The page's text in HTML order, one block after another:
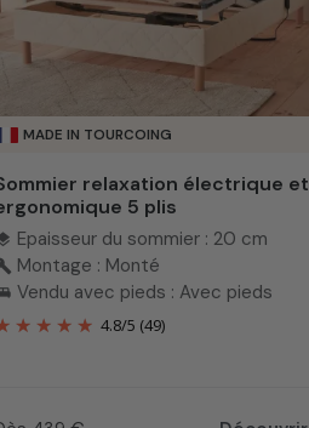
MADE IN TOURCOING
relaxation électrique et
5 plis
Epaisseur du sommier : 20 cm
Montage : Monté
Vendu avec pieds : Avec pieds
4.8/5 (49)